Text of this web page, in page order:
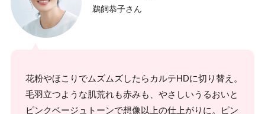
鵜飼恭子さん
花粉やほこりでムズムズしたらカルテHDに切り替え。
毛羽立つような肌荒れも赤みも、やさしいうるおいと
ピンクベージュトーンで想像以上の仕上がりに。ピン